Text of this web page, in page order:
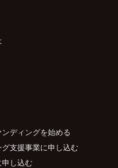
ディングを始める
支援事業に申し込む
し込む